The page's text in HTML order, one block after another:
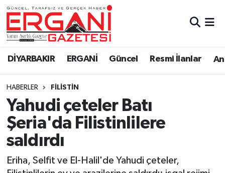
DİYARBAKIR ERGANİ Güncel Resmi İlanlar
HABERLER FILISTIN
Yahudi çeteler Batı
Şeria'da Filistinlilere
saldırdı
Eriha, Selfit ve El-Halil'de Yahudi çeteler,
DİYARBAKIR
BİSMİL
BAĞLAR
ERGANİ
Güncel
Eği̇ti̇m
Resmi İlanlar
Sağlık
Ergani Nöbetçi Eczaneler
Ergani Hava Durumu
Ergani Trafik Yoğunluk Haritası
Süper Lig Puan Durumu ve Fikstür
Tüm Manşetler
Son Dakika Haberleri